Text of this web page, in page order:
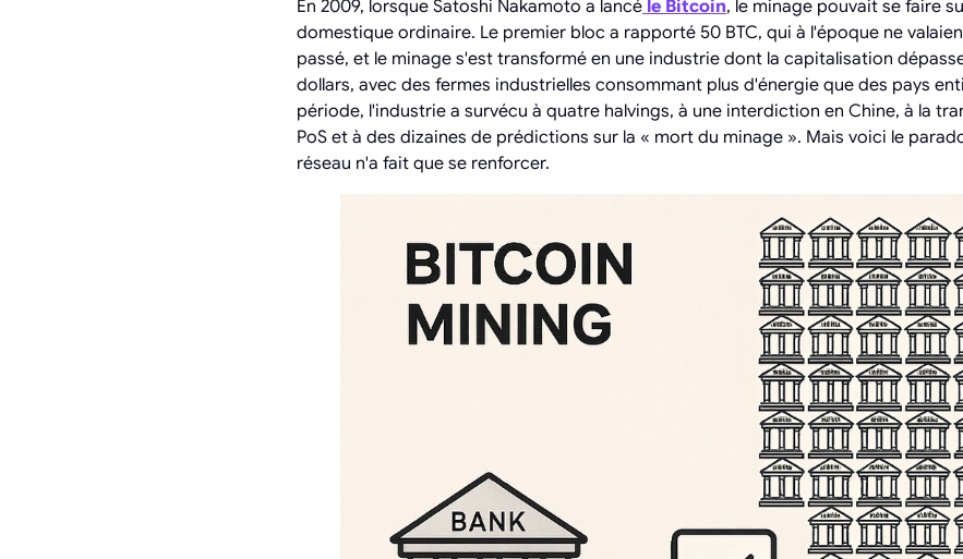
En 2009, lorsque Satoshi Nakamoto a lancé le Bitcoin, le minage pouvait se faire
domestique ordinaire. Le premier bloc a rapporté 50 BTC, qui à l'époque ne
passé, et le minage s'est transformé en une industrie dont la capitalisation
dollars, avec des fermes industrielles consommant plus d'énergie que des pays
période, l'industrie a survécu à quatre halvings, à une interdiction en Chine, à la
PoS et à des dizaines de prédictions sur la « mort du minage ». Mais voici le
réseau n'a fait que se renforcer.